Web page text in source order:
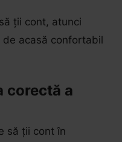
ții cont, atunci
acasă confortabil
corectă a
să ții cont în